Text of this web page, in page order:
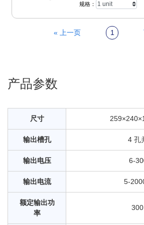
规格：
« 上一页 1
产品参数
尺寸
输出槽孔 4 孔
输出电压 6-
输出电流 5-
额定输出功
率